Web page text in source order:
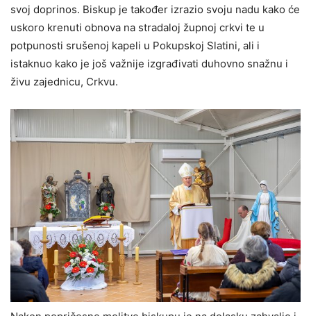
svoj doprinos. Biskup je također izrazio svoju nadu kako će
uskoro krenuti obnova na stradaloj župnoj crkvi te u
potpunosti srušenoj kapeli u Pokupskoj Slatini, ali i
istaknuo kako je još važnije izgrađivati duhovno snažnu i
živu zajednicu, Crkvu.